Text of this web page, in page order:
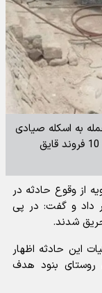
به اسکله صیادی
روستای بنود خبر داد و اعلام کرد در این حادثه 10 فروند قایق
از وقوع حادثه در
داد و گفت: در پی
شدند.
این حادثه اظهار
صیادی روستای بنود هدف